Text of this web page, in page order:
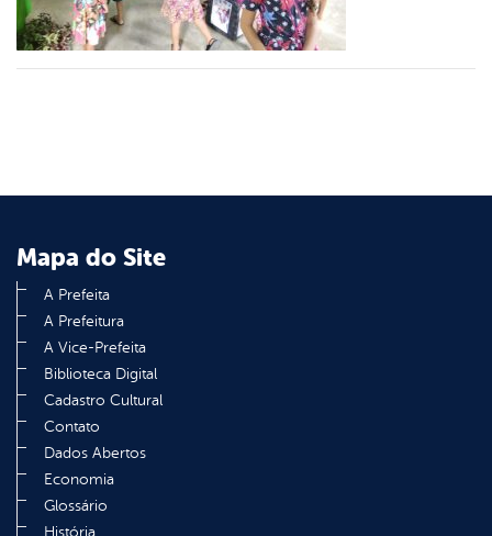
Mapa do Site
A Prefeita
A Prefeitura
A Vice-Prefeita
Biblioteca Digital
Cadastro Cultural
Contato
Dados Abertos
Economia
Glossário
História